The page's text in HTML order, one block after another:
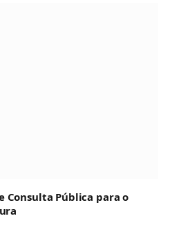
Consulta Pública para o